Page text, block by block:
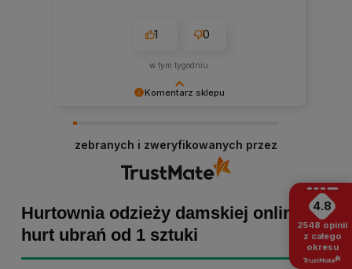
Komentarz sklepu
skrzydeł, dlatego tym bardziej cieszymy się, że
zakup przebiegł pomyślnie. Obiecujemy
utrzymać dobrą passę - zapraszamy ponownie! :)
1 0
w tym tygodniu
zebranych i zweryfikowanych przez
Hurtownia odzieży damskiej online -
hurt ubrań od 1 sztuki
4.8
2548 opinii
z całego
okresu